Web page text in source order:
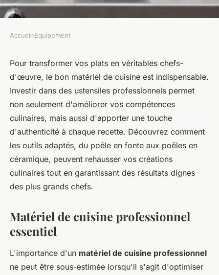
EQUIPEMENT
Le matériel de cuisine
professionnel pour
transformer vos plats
Hugo•10 décembre 2024•8 min de lecture
Accueil›Equipement
Pour transformer vos plats en véritables chefs-
d'œuvre, le bon matériel de cuisine est indispensable.
Investir dans des ustensiles professionnels permet
non seulement d'améliorer vos compétences
culinaires, mais aussi d'apporter une touche
d'authenticité à chaque recette. Découvrez comment
les outils adaptés, du poêle en fonte aux poêles en
céramique, peuvent rehausser vos créations
culinaires tout en garantissant des résultats dignes
des plus grands chefs.
Matériel de cuisine professionnel
essentiel
L'importance d'un matériel de cuisine professionnel
ne peut être sous-estimée lorsqu'il s'agit d'optimiser